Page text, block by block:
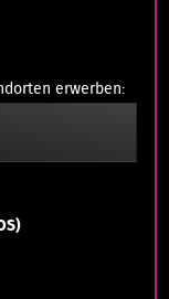
erwerben: